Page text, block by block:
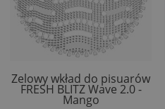
Żelowy wkład do pisuarów
FRESH BLITZ Wave 2.0 -
Mango